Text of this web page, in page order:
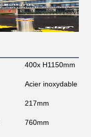
400x H1150mm
Acier inoxydable
217mm
760mm